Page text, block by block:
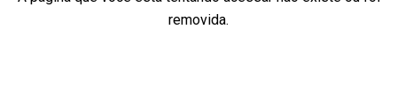
removida.